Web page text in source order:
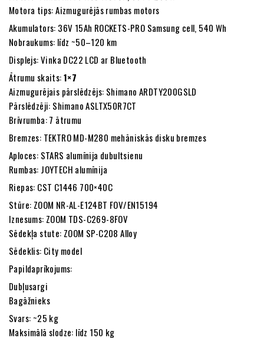
Motora tips: Aizmugurējās rumbas motors
Akumulators: 36V 15Ah ROCKETS-PRO Samsung cell, 540 Wh
Nobraukums: līdz ~50–120 km
Displejs: Vinka DC22 LCD ar Bluetooth
Ātrumu skaits:1×7
Aizmugurējais pārslēdzējs: Shimano ARDTY200GSLD
Pārslēdzēji: Shimano ASLTX50R7CT
Brīvrumba: 7 ātrumu
Bremzes: TEKTRO MD-M280 mehāniskās disku bremzes
Aploces: STARS alumīnija dubultsienu
Rumbas: JOYTECH alumīnija
Riepas: CST C1446 700×40C
Stūre: ZOOM NR-AL-E124BT FOV/EN15194
Iznesums: ZOOM TDS-C269-8FOV
Sēdekļa stute: ZOOM SP-C208 Alloy
Sēdeklis: City model
Papildaprīkojums:
Dubļusargi
Bagāžnieks
Svars: ~25 kg
Maksimālā slodze: līdz 150 kg